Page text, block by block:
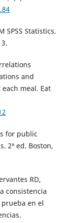
SPSS Statistics.
and
meal. Eat
for public
2ª ed. Boston,
RD,
consistencia
en el